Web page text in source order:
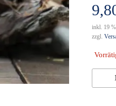
inkl. 19
zzgl.